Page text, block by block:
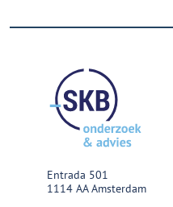
Entrada 501
1114 AA Amsterdam